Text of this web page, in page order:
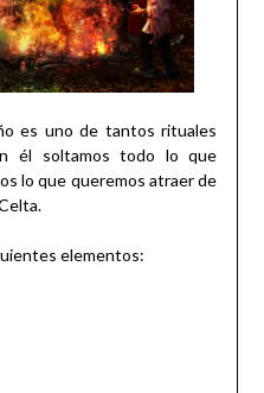
es uno de tantos rituales
él soltamos todo lo que
lo que queremos atraer de
elementos: